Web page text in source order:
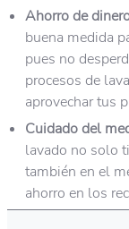
Ahorro de
buena medida
pues no
procesos de
aprovechar tus
Cuidado del
lavado no solo
también en el
ahorro en los